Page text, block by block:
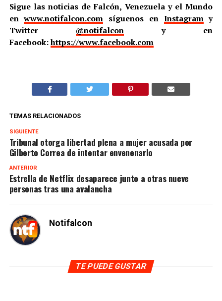
Sigue las noticias de Falcón, Venezuela y el Mundo
enwww.notifalcon.com síguenos en Instagramy
Twitter @notifalcony en
Facebook:https://www.facebook.com
TEMAS RELACIONADOS
SIGUIENTE
Tribunal otorga libertad plena a mujer acusada por
Gilberto Correa de intentar envenenarlo
ANTERIOR
Estrella de Netflix desaparece junto a otras nueve
personas tras una avalancha
Notifalcon
TE PUEDE GUSTAR